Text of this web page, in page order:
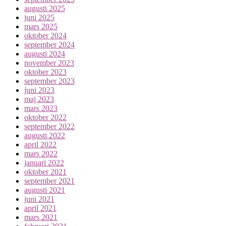
augusti 2025
juni 2025
mars 2025
oktober 2024
september 2024
augusti 2024
november 2023
oktober 2023
september 2023
juni 2023
maj 2023
mars 2023
oktober 2022
september 2022
augusti 2022
april 2022
mars 2022
januari 2022
oktober 2021
september 2021
augusti 2021
juni 2021
april 2021
mars 2021